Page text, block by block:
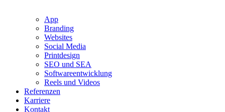
App
Branding
Websites
Social Media
Printdesign
SEO und SEA
Softwareentwicklung
Reels und Videos
Referenzen
Karriere
Kontakt